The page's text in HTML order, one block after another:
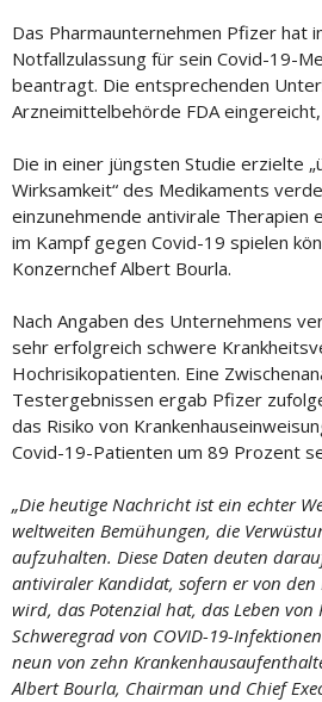
Das Pharmaunternehmen Pfizer hat
Notfallzulassung für sein Covid-19-
beantragt. Die entsprechenden
Arzneimittelbehörde FDA
Die in einer jüngsten Studie erzielte
Wirksamkeit“ des Medikaments
einzunehmende antivirale Therapien
im Kampf gegen Covid-19 spielen
Konzernchef Albert Bourla.
Nach Angaben des Unternehmens
sehr erfolgreich schwere
Hochrisikopatienten. Eine
Testergebnissen ergab Pfizer
das Risiko von
Covid-19-Patienten um 89 Prozent
„Die heutige Nachricht ist ein echter
weltweiten Bemühungen, die
aufzuhalten. Diese Daten deuten
antiviraler Kandidat, sofern er von den
wird, das Potenzial hat, das Leben
Schweregrad von COVID-19-
neun von zehn
Albert Bourla, Chairman und Chief